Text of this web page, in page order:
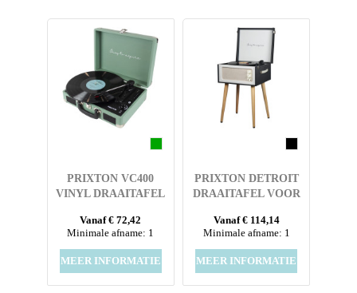
PRIXTON VC400
VINYL DRAAITAFEL
Vanaf € 72,42
Minimale afname: 1
MEER INFORMATIE
PRIXTON DETROIT
DRAAITAFEL VOOR
Vanaf € 114,14
Minimale afname: 1
MEER INFORMATIE